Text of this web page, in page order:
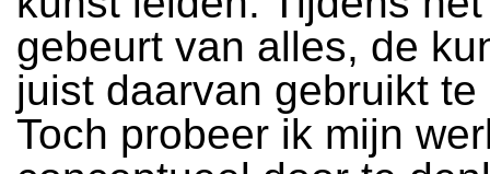
gebeurt van alles, de
juist daarvan gebruikt te
Toch probeer ik mijn